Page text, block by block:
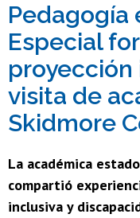
Pedagogía
Especial
visita de
Skidmore
La académica
compartió
inclusiva y